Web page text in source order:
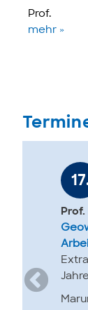
Prof.
mehr »
Prof.
Jahre